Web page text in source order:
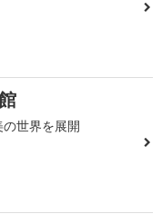
世界を展開